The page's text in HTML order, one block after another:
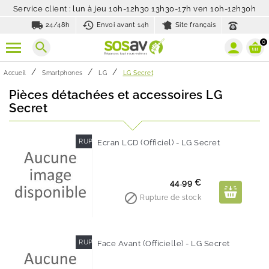
Service client : lun à jeu 10h-12h30 13h30-17h ven 10h-12h30h
local_shipping 24/48h history_toggle_off
Envoi avant 14h Site français
search 0
Accueil Smartphones LG LG Secret
Pièces détachées et accessoires LG
Secret
RUPTURE DE STOCK
Ecran LCD (Officiel) - LG Secret
Prix
44.99 €
 Rupture de stock
RUPTURE DE STOCK
Face Avant (Officielle) - LG Secret